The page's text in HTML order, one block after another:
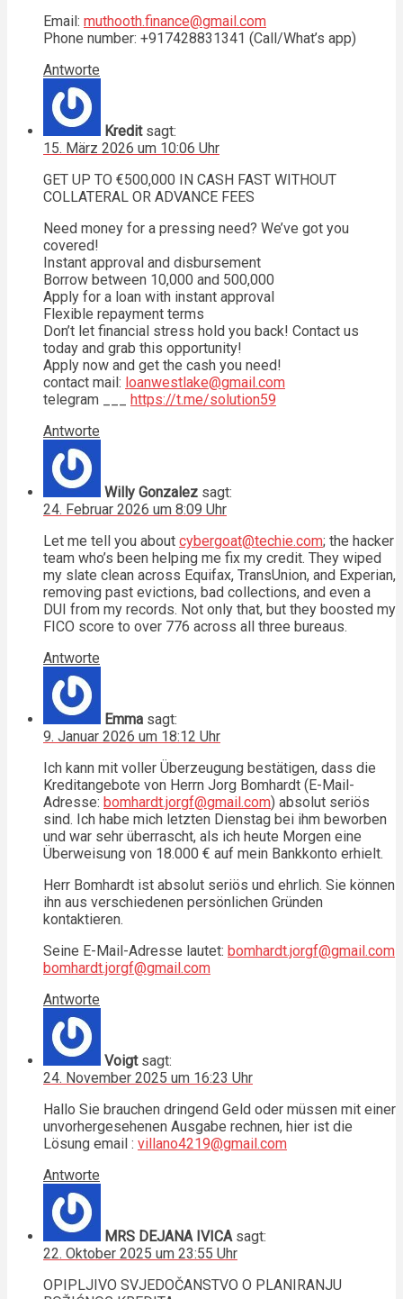
Email: muthooth.finance@gmail.com
Phone number: +917428831341 (Call/What’s app)
Antworte
Kredit sagt:
15. März 2026 um 10:06 Uhr
GET UP TO €500,000 IN CASH FAST WITHOUT
COLLATERAL OR ADVANCE FEES
Need money for a pressing need? We’ve got you
covered!
Instant approval and disbursement
Borrow between 10,000 and 500,000
Apply for a loan with instant approval
Flexible repayment terms
Don’t let financial stress hold you back! Contact us
today and grab this opportunity!
Apply now and get the cash you need!
contact mail: loanwestlake@gmail.com
telegram ___
https://t.me/solution59
Antworte
Willy Gonzalez sagt:
24. Februar 2026 um 8:09 Uhr
Let me tell you about cybergoat@techie.com; the hacker
team who’s been helping me fix my credit. They wiped
my slate clean across Equifax, TransUnion, and Experian,
removing past evictions, bad collections, and even a
DUI from my records. Not only that, but they boosted my
FICO score to over 776 across all three bureaus.
Antworte
Emma sagt:
9. Januar 2026 um 18:12 Uhr
Ich kann mit voller Überzeugung bestätigen, dass die
Kreditangebote von Herrn Jorg Bomhardt (E-Mail-
Adresse: bomhardt.jorgf@gmail.com) absolut seriös
sind. Ich habe mich letzten Dienstag bei ihm beworben
und war sehr überrascht, als ich heute Morgen eine
Überweisung von 18.000 € auf mein Bankkonto erhielt.
Herr Bomhardt ist absolut seriös und ehrlich. Sie können
ihn aus verschiedenen persönlichen Gründen
kontaktieren.
Seine E-Mail-Adresse lautet: bomhardt.jorgf@gmail.com
bomhardt.jorgf@gmail.com
Antworte
Voigt sagt:
24. November 2025 um 16:23 Uhr
Hallo Sie brauchen dringend Geld oder müssen mit einer
unvorhergesehenen Ausgabe rechnen, hier ist die
Lösung email : villano4219@gmail.com
Antworte
MRS DEJANA IVICA sagt:
22. Oktober 2025 um 23:55 Uhr
OPIPLJIVO SVJEDOČANSTVO O PLANIRANJU